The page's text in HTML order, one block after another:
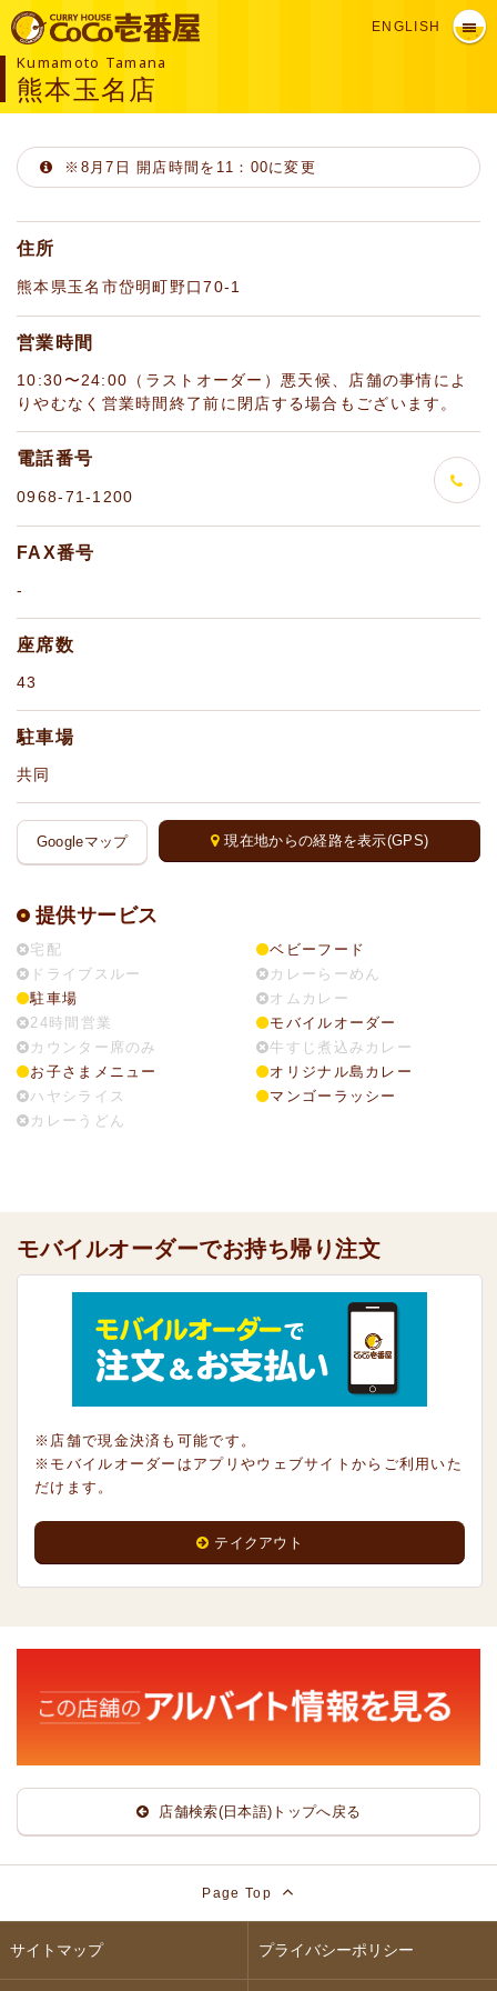
ENGLISH
Kumamoto Tamana
熊本玉名店
※8月7日 開店時間を11：00に変更
住所
熊本県玉名市岱明町野口70-1
営業時間
10:30〜24:00（ラストオーダー）悪天候、店舗の事情によ
りやむなく営業時間終了前に閉店する場合もございます。
電話番号
0968-71-1200
FAX番号
-
座席数
43
駐車場
共同
Googleマップ 現在地からの経路を表示(GPS)
提供サービス
宅配
ドライブスルー
駐車場
24時間営業
カウンター席のみ
お子さまメニュー
ハヤシライス
カレーうどん
ベビーフード
カレーらーめん
オムカレー
モバイルオーダー
牛すじ煮込みカレー
オリジナル島カレー
マンゴーラッシー
モバイルオーダーでお持ち帰り注文
※店舗で現金決済も可能です。
※モバイルオーダーはアプリやウェブサイトからご利用いた
だけます。
テイクアウト
店舗検索(日本語)トップへ戻る
Page Top
サイトマップ プライバシーポリシー